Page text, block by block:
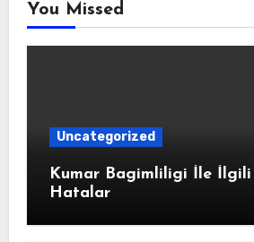
You Missed
Uncategorized
Kumar Bagimliligi İle İlgili
Hatalar